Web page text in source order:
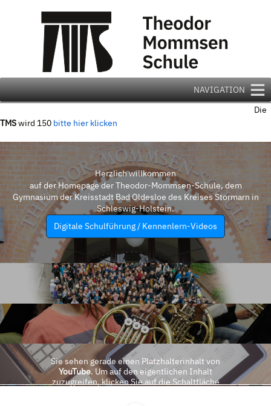
NAVIGATION
Die
TMSwird 150 bitte hier klicken
Herzlich willkommen
auf der Homepage der Theodor-Mommsen-Schule, dem
Gymnasium der Kreisstadt Bad Oldesloe des Kreises Stormarn in
Schleswig-Holstein.
Digitale Schulführung / Kennenlern-Videos
Sie sehen gerade einen Platzhalterinhalt von
YouTube. Um auf den eigentlichen Inhalt
zuzugreifen, klicken Sie auf die Schaltfläche